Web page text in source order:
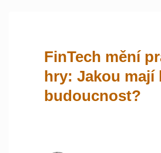
FinTech mění
hry: Jakou mají
budoucnost?